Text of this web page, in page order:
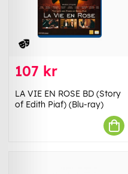
107 kr
LA VIE EN ROSE BD (Story
of Edith Piaf) (Blu-ray)